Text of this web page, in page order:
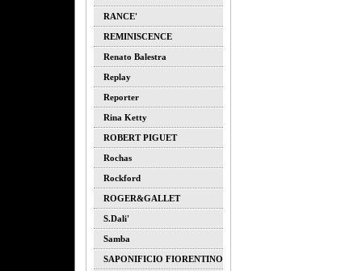
RANCE'
REMINISCENCE
Renato Balestra
Replay
Reporter
Rina Ketty
ROBERT PIGUET
Rochas
Rockford
ROGER&GALLET
S.dali'
Samba
SAPONIFICIO FIORENTINO